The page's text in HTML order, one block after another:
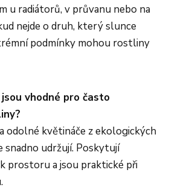
u radiátorů, v průvanu nebo na
nejde o druh, který slunce
podmínky mohou rostliny
vhodné pro často
odolné květináče z ekologických
snadno udržují. Poskytují
prostoru a jsou praktické při